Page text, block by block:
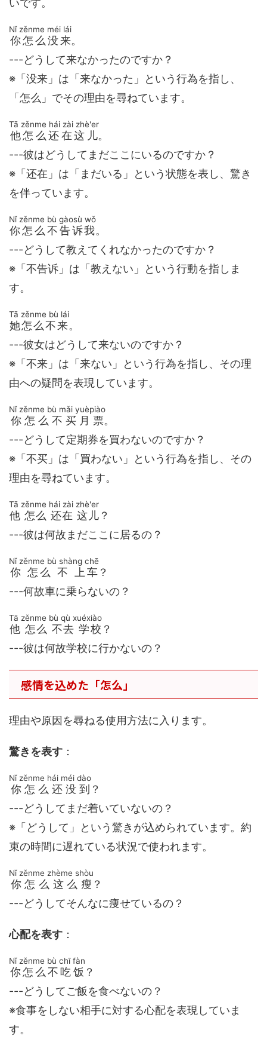
你怎么没来
Nǐ zěnme méi lái
。
---どうして来なかったのですか？
※「没来」は「来なかった」という行為を指し、
「怎么」でその理由を尋ねています。
他怎么还在这儿
Tā zěnme hái zài zhè'er
。
---彼はどうしてまだここにいるのですか？
※「还在」は「まだいる」という状態を表し、驚き
を伴っています。
你怎么不告诉我
Nǐ zěnme bù gàosù wǒ
。
---どうして教えてくれなかったのですか？
※「不告诉」は「教えない」という行動を指しま
す。
她怎么不来
Tā zěnme bù lái
。
---彼女はどうして来ないのですか？
※「不来」は「来ない」という行為を指し、その理
由への疑問を表現しています。
你怎么不买月票
Nǐ zěnme bù mǎi yuèpiào
。
---どうして定期券を買わないのですか？
※「不买」は「買わない」という行為を指し、その
理由を尋ねています。
他 怎么 还在 这儿
Tā zěnme hái zài zhè'er
？
---彼は何故まだここに居るの？
你 怎么 不 上车
Nǐ zěnme bù shàng chē
？
---何故車に乗らないの？
他 怎么 不去 学校
Tā zěnme bù qù xuéxiào
？
---彼は何故学校に行かないの？
感情を込めた「怎么」
理由や原因を尋ねる使用方法に入ります。
驚きを表す ：
你怎么还没到
Nǐ zěnme hái méi dào
？
---どうしてまだ着いていないの？
※「どうして」という驚きが込められています。約
束の時間に遅れている状況で使われます。
你怎么这么瘦
Nǐ zěnme zhème shòu
？
---どうしてそんなに痩せているの？
心配を表す ：
你怎么不吃饭
Nǐ zěnme bù chī fàn
？
---どうしてご飯を食べないの？
※食事をしない相手に対する心配を表現していま
す。